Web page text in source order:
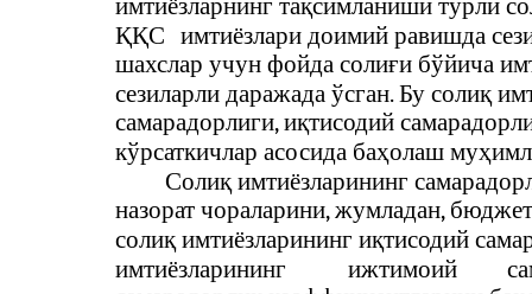
имтиёзларнинг тақсимланиши турли
ҚҚС имтиёзлари доимий равишда
шахслар учун фойда солиғи бўйича
сезиларли даражада ўсган. Бу солиқ
самарадорлиги, иқтисодий
кўрсаткичлар асосида баҳолаш
Солиқ имтиёзларининг
назорат чораларини, жумладан,
солиқ имтиёзларининг иқтисодий
имтиёзларининг
ижтимоий